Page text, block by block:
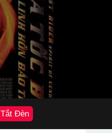
Tắt Đèn